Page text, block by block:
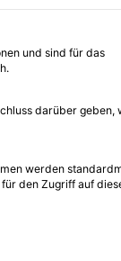
gelesen
erteilt
und sind für das
darüber geben,
werden
den Zugriff auf